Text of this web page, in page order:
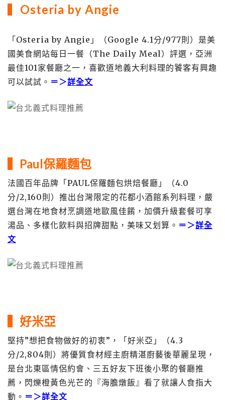
Osteria by Angie
「Osteria by Angie」（Google 4.1分/977則）是美
國美食網站每日一餐（The Daily Meal）評選，亞洲
最佳101家餐廳之一，喜歡道地義大利料理的饕客有興趣
可以試試。 ＝＞詳全文
Paul保羅麵包
法國百年品牌「PAUL保羅麵包烘焙餐廳」（4.0
分/2,160則）推出台灣限定的花都小酒館系列料理，嚴
選台灣在地食材烹調道地歐風佳餚，加價升級套餐可享
湯品、多樣化飲料與招牌甜點，美味又划算。 ＝＞詳全
文
好米亞
堅持”想把食物做好的初衷”，「好米亞」（4.3
分/2,804則）將優質食材經主廚精湛廚藝後華麗呈現，
是台北東區情侶約會、三五好友下班後小聚的餐廳推
薦，閃爍橙黃色光芒的『海膽燉飯』看了就讓人食指大
動。 ＝＞詳全文